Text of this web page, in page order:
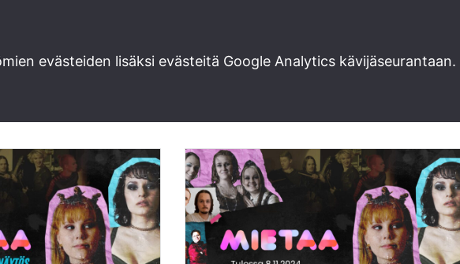
evästeiden lisäksi evästeitä Google Analytics kävijäseurantaan.